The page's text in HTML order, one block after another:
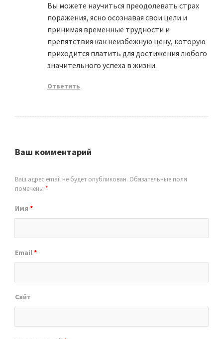
Вы можете научиться преодолевать страх
поражения, ясно осознавая свои цели и
принимая временные трудности и
препятствия как неизбежную цену, которую
приходится платить для достижения любого
значительного успеха в жизни.
Ответить
Ваш комментарий
Ваш адрес email не будет опубликован. Обязательные поля
помечены *
Имя *
Email*
Сайт